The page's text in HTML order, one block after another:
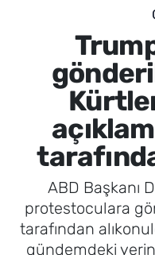
ABD Başkanı
protestoculara
tarafından
gündemdeki